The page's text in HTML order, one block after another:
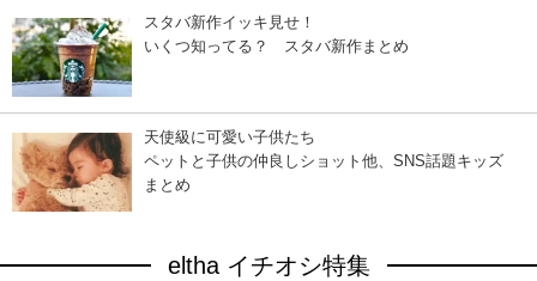
スタバ新作イッキ見せ！
いくつ知ってる？ スタバ新作まとめ
天使級に可愛い子供たち
ペットと子供の仲良しショット他、SNS話題キッズ
まとめ
eltha イチオシ特集